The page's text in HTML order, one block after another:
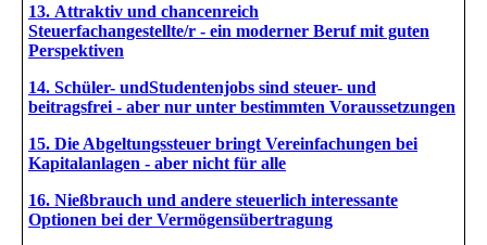
13. Attraktiv und chancenreich
Steuerfachangestellte/r - ein moderner Beruf mit guten
Perspektiven
14. Schüler- undStudentenjobs sind steuer- und
beitragsfrei - aber nur unter bestimmten Voraussetzungen
15. Die Abgeltungssteuer bringt Vereinfachungen bei
Kapitalanlagen - aber nicht für alle
16. Nießbrauch und andere steuerlich interessante
Optionen bei der Vermögensübertragung